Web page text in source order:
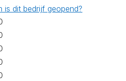
is dit bedrijf geopend?